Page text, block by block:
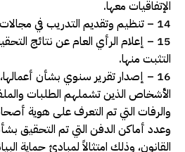
الإتفاقيات معها.
14 – تنظيم وتقديم التدريب في مجالات الخبرة المهنية المناسبة.
15 – إعلام الرأي العام عن نتائج
التثبت منها.
16 – إصدار تقرير سنوي بشأن
الأشخاص الذين تشملهم الطلبات
والرفات التي تم التعرف على هوية
وعدد أماكن الدفن التي تم التحقيق
القانون، وذلك امتثالاً لمبادئ حماية